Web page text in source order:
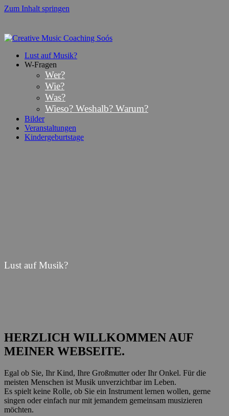
Zum Inhalt springen
Lust auf Musik?
W-Fragen
Wer?
Wie?
Was?
Wieso? Weshalb? Warum?
Bilder
Veranstaltungen
Kindergeburtstage
Lust auf Musik?
HERZLICH WILLKOMMEN AUF
MEINER WEBSEITE.
Egal ob Sie, Ihr Kind, Ihre Großmutter oder Ihr Onkel. Für die
meisten Menschen ist Musik unverzichtbar im Leben.
Es spielt keine Rolle, ob Sie ein Instrument lernen wollen, gerne
singen oder einfach nur mit jemandem gemeinsam musizieren
möchten.